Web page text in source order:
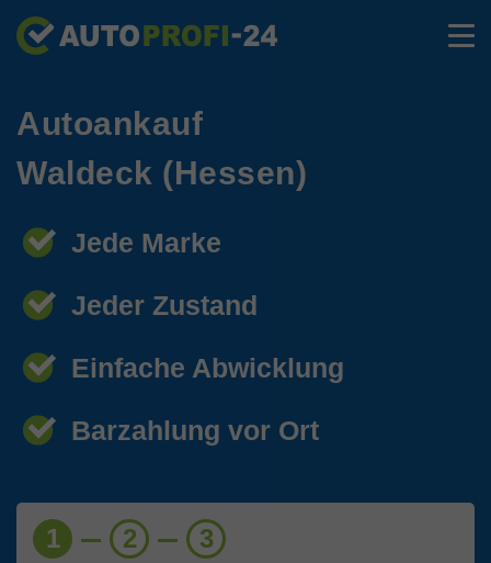
Autoankauf
Waldeck (Hessen)
Jede Marke
Jeder Zustand
Einfache Abwicklung
Barzahlung vor Ort
1 2 3